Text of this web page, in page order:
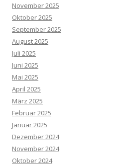
November 2025
Oktober 2025
September 2025
August 2025
Juli 2025
Juni 2025
Mai 2025
April 2025
März 2025
Februar 2025
Januar 2025
Dezember 2024
November 2024
Oktober 2024